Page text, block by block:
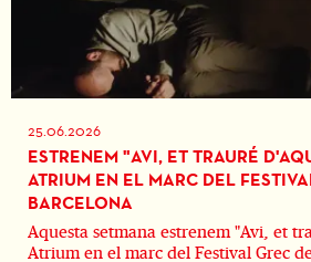
25.06.2026
ESTRENEM "AVI, ET TRAURÉ
ATRIUM EN EL MARC DEL
BARCELONA
Aquesta setmana estrenem "Avi, et
Atrium en el marc del Festival Grec